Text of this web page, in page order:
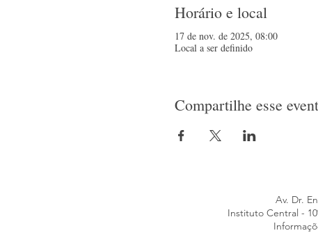
Horário e local
17 de nov. de 2025, 08:00
Local a ser definido
Compartilhe esse
Av. Dr.
Instituto Central -